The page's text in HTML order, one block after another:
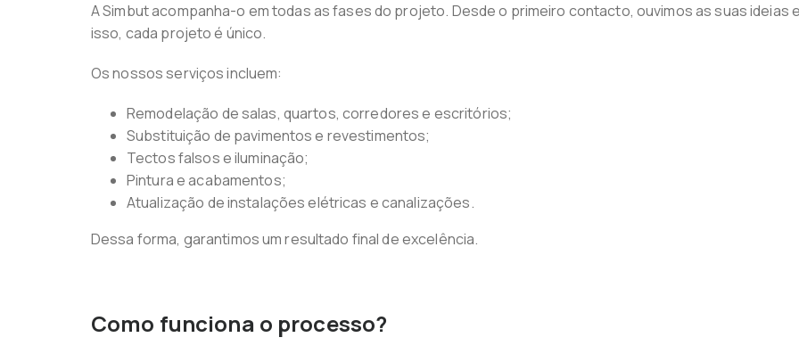
A Simbut acompanha-o em todas as fases do projeto. Desde o primeiro contacto, ouvimos as suas
isso, cada projeto é único.
Os nossos serviços incluem:
Remodelação de salas, quartos, corredores e escritórios;
Substituição de pavimentos e revestimentos;
Tectos falsos e iluminação;
Pintura e acabamentos;
Atualização de instalações elétricas e canalizações.
Dessa forma, garantimos um resultado final de excelência.
Como funciona o processo?